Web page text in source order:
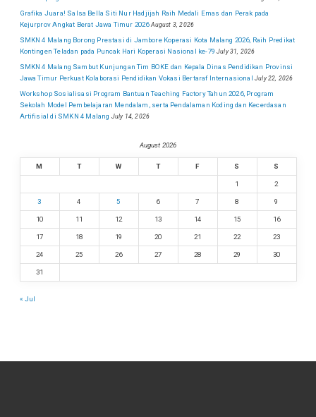
Grafika Juara! Salsa Bella Siti Nur Hadjijah Raih Medali Emas dan Perak pada
Kejurprov Angkat Berat Jawa Timur 2026 August 3, 2026
SMKN 4 Malang Borong Prestasi di Jambore Koperasi Kota Malang 2026, Raih Predikat
Kontingen Teladan pada Puncak Hari Koperasi Nasional ke-79 July 31, 2026
SMKN 4 Malang Sambut Kunjungan Tim BOKE dan Kepala Dinas Pendidikan Provinsi
Jawa Timur Perkuat Kolaborasi Pendidikan Vokasi Bertaraf Internasional July 22, 2026
Workshop Sosialisasi Program Bantuan Teaching Factory Tahun 2026, Program
Sekolah Model Pembelajaran Mendalam, serta Pendalaman Koding dan Kecerdasan
Artifisial di SMKN 4 Malang July 14, 2026
August 2026
M T W T F S S
1 2
3 4 5 6 7 8 9
10 11 12 13 14 15 16
17 18 19 20 21 22 23
24 25 26 27 28 29 30
31
« Jul